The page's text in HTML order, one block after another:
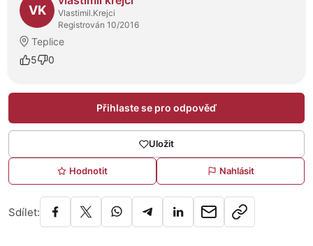
VK
Vlastimil.Krejci
Registrován 10/2016
Teplice
5
0
Přihlaste se pro odpověď
Uložit
Hodnotit Nahlásit
Sdílet: